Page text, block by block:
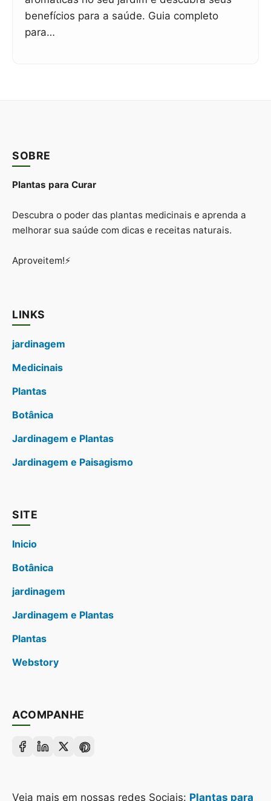
benefícios para a saúde. Guia completo
para…
SOBRE
Plantas para Curar
Descubra o poder das plantas medicinais e aprenda a
melhorar sua saúde com dicas e receitas naturais.
Aproveitem!⚡
LINKS
jardinagem
Medicinais
Plantas
Botânica
Jardinagem e Plantas
Jardinagem e Paisagismo
SITE
Inicio
Botânica
jardinagem
Jardinagem e Plantas
Plantas
Webstory
ACOMPANHE
Veja mais em nossas redes Sociais: Plantas para